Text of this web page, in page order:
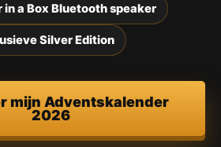
in a Box Bluetooth speaker
Silver Edition
mijn Adventskalender
2026